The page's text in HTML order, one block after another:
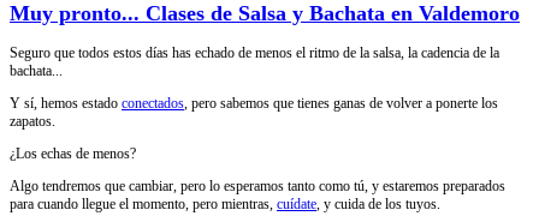
Muy pronto... Clases de Salsa y Bachata en Valdemoro
Seguro que todos estos días has echado de menos el ritmo de la salsa, la cadencia de la
bachata...
Y sí, hemos estado conectados, pero sabemos que tienes ganas de volver a ponerte los
zapatos.
¿Los echas de menos?
Algo tendremos que cambiar, pero lo esperamos tanto como tú, y estaremos preparados
para cuando llegue el momento, pero mientras, cuídate, y cuida de los tuyos.